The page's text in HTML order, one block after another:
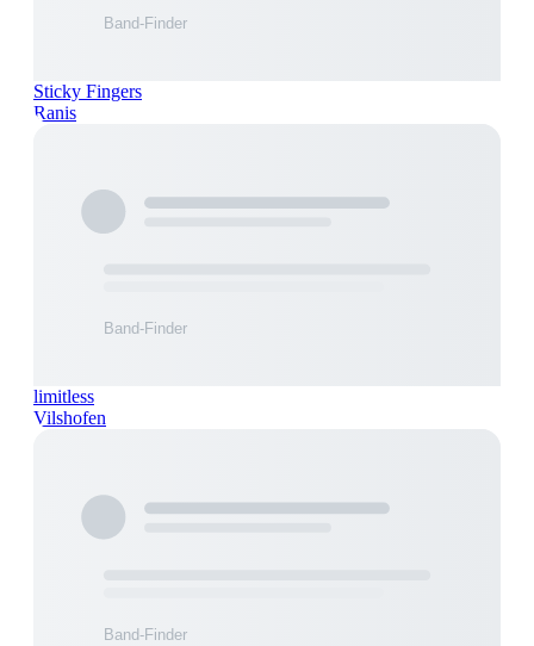
Sticky Fingers
Ranis
limitless
Vilshofen